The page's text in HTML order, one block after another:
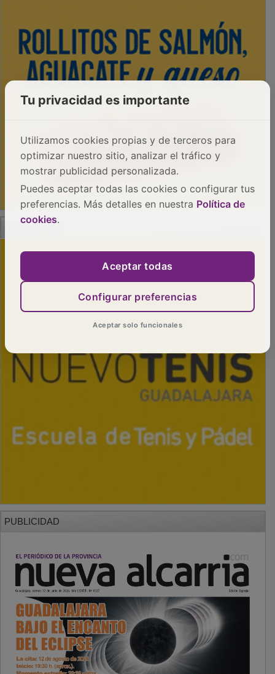
PUBLICIDAD
PUBLICIDAD
Tu privacidad es importante
Utilizamos cookies propias y de terceros para
optimizar nuestro sitio, analizar el tráfico y
mostrar publicidad personalizada.
Puedes aceptar todas las cookies o configurar tus
preferencias. Más detalles en nuestra Política de
cookies.
Aceptar todas
Configurar preferencias
Aceptar solo funcionales